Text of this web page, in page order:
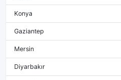
Konya
Gaziantep
Mersin
Diyarbakır